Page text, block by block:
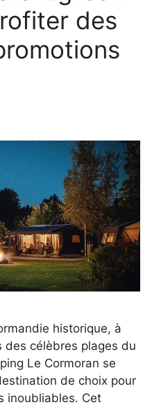
des
historique, à
des célèbres plages du
Le Cormoran se
de choix pour
inoubliables. Cet